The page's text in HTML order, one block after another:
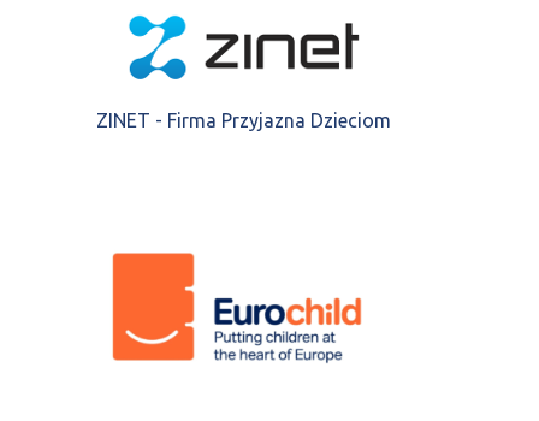
ZINET - Firma Przyjazna Dzieciom